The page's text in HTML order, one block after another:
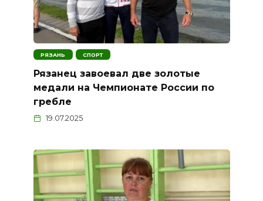
РЯЗАНЬ СПОРТ
Рязанец завоевал две золотые
медали на Чемпионате России по
гребле
19.07.2025